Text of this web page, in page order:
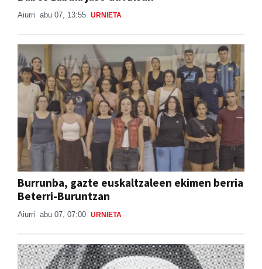
Aiurri abu 07, 13:55 URNIETA
Burrunba, gazte euskaltzaleen ekimen berria
Beterri-Buruntzan
Aiurri abu 07, 07:00 URNIETA